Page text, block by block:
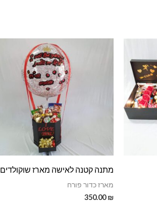
מתנה קטנה לאישה מארז שוקולדים
מארז כדור פורח
350.00₪